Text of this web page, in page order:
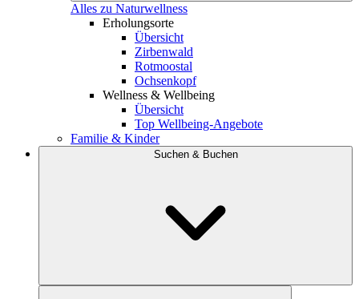
Alles zu Naturwellness
Erholungsorte
Übersicht
Zirbenwald
Rotmoostal
Ochsenkopf
Wellness & Wellbeing
Übersicht
Top Wellbeing-Angebote
Familie & Kinder
Suchen & Buchen